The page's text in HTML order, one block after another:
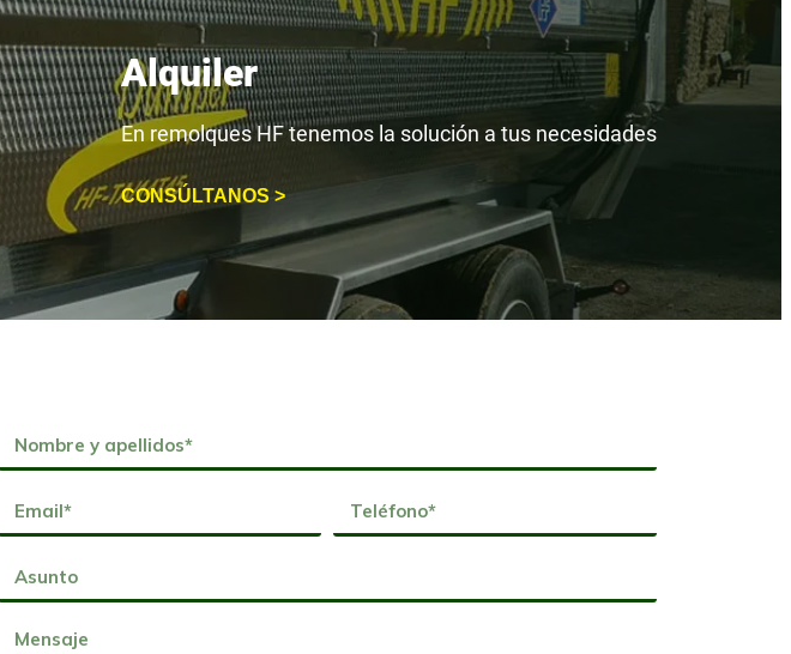
Alquiler
En remolques HF tenemos la solución a tus necesidades
CONSÚLTANOS >